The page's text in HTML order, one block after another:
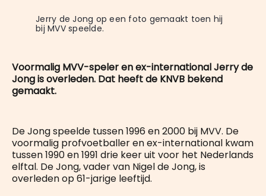
Jerry de Jong op een foto gemaakt toen hij
bij MVV speelde.
Voormalig MVV-speler en ex-international Jerry de
Jong is overleden. Dat heeft de KNVB bekend
gemaakt.
De Jong speelde tussen 1996 en 2000 bij MVV. De
voormalig profvoetballer en ex-international kwam
tussen 1990 en 1991 drie keer uit voor het Nederlands
elftal. De Jong, vader van Nigel de Jong, is
overleden op 61-jarige leeftijd.